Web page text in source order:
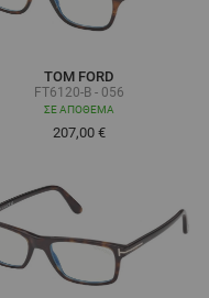
TOM FORD
FT6120-B - 056
ΣΕ ΑΠΌΘΕΜΑ
207,00 €